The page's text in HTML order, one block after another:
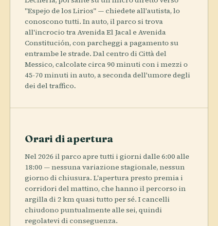
"Espejo de los Lirios" — chiedete all'autista, lo
conoscono tutti. In auto, il parco si trova
all'incrocio tra Avenida El Jacal e Avenida
Constitución, con parcheggi a pagamento su
entrambe le strade. Dal centro di Città del
Messico, calcolate circa 90 minuti con i mezzi o
45-70 minuti in auto, a seconda dell'umore degli
dei del traffico.
Orari di apertura
Nel 2026 il parco apre tutti i giorni dalle 6:00 alle
18:00 — nessuna variazione stagionale, nessun
giorno di chiusura. L'apertura presto premia i
corridori del mattino, che hanno il percorso in
argilla di 2 km quasi tutto per sé. I cancelli
chiudono puntualmente alle sei, quindi
regolatevi di conseguenza.